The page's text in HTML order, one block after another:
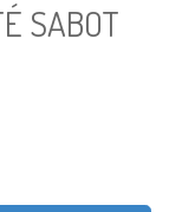
SABOT